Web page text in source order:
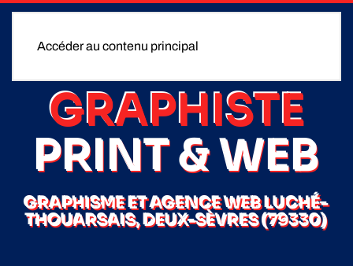
Accéder au contenu principal
GRAPHISTE
PRINT & WEB
GRAPHISME ET AGENCE WEB LUCHÉ-
THOUARSAIS, DEUX-SÈVRES (79330)